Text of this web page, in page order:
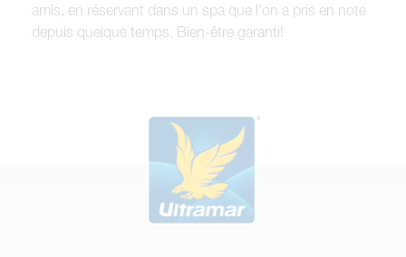
amis, en réservant dans un spa que l’on a pris en note
depuis quelque temps. Bien-être garanti!